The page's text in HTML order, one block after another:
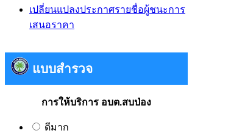
เปลี่ยนแปลงประกาศรายชื่อผู้ชนะการ
เสนอราคา
แบบสำรวจ
การให้บริการ อบต.สบป่อง
ดีมาก